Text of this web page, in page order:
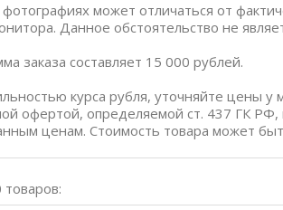
может отличаться от
Данное обстоятельство не
заказа составляет 15 000 рублей.
курса рубля, уточняйте цены
офертой, определяемой ст. 437 ГК
ценам. Стоимость товара может
товаров: